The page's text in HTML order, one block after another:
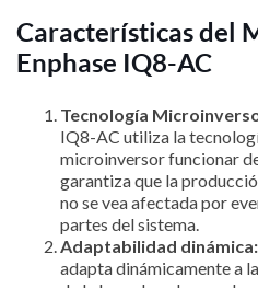
Características del
Enphase IQ8-AC
Tecnología
IQ8-AC utiliza la
microinversor funcionar
garantiza que la
no se vea afectada por
partes del sistema.
Adaptabilidad dinámica:
adapta dinámicamente a